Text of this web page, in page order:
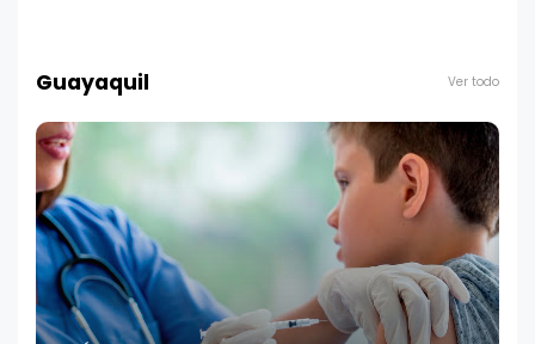
Guayaquil Ver todo